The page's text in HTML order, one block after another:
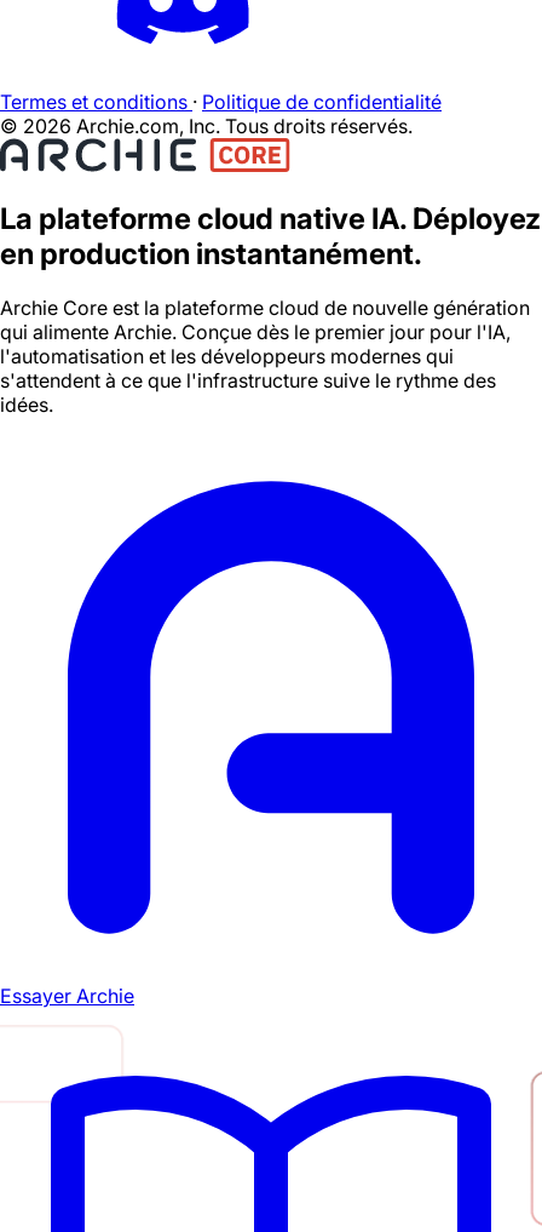
Termes et conditions · Politique de confidentialité
© 2026 Archie.com, Inc. Tous droits réservés.
La plateforme cloud native IA. Déployez
en production instantanément.
Archie Core est la plateforme cloud de nouvelle génération
qui alimente Archie. Conçue dès le premier jour pour l'IA,
l'automatisation et les développeurs modernes qui
s'attendent à ce que l'infrastructure suive le rythme des
idées.
Essayer Archie